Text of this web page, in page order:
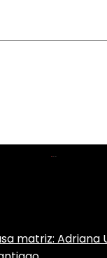
matriz: Adriana